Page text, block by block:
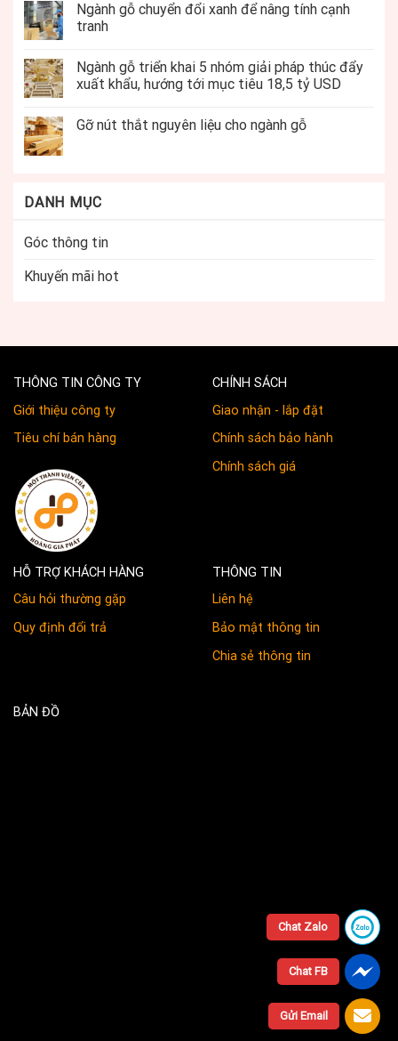
Ngành gỗ chuyển đổi xanh để nâng tính cạnh
tranh
Ngành gỗ triển khai 5 nhóm giải pháp thúc đẩy
xuất khẩu, hướng tới mục tiêu 18,5 tỷ USD
Gỡ nút thắt nguyên liệu cho ngành gỗ
DANH MỤC
Góc thông tin
Khuyến mãi hot
THÔNG TIN CÔNG TY
Giới thiệu công ty
Tiêu chí bán hàng
CHÍNH SÁCH
Giao nhận - lắp đặt
Chính sách bảo hành
Chính sách giá
HỖ TRỢ KHÁCH HÀNG
Câu hỏi thường gặp
Quy định đổi trả
THÔNG TIN
Liên hệ
Bảo mật thông tin
Chia sẻ thông tin
BẢN ĐỒ
Chat Zalo
Chat FB
Gửi Email